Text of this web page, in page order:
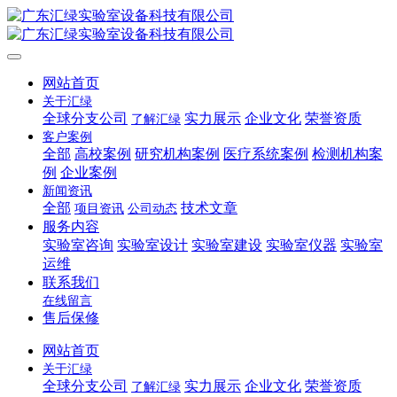
网站首页
关于汇绿
全球分支公司 了解汇绿 实力展示 企业文化 荣誉资质
客户案例
全部 高校案例 研究机构案例 医疗系统案例 检测机构案
例 企业案例
新闻资讯
全部 项目资讯 公司动态 技术文章
服务内容
实验室咨询 实验室设计 实验室建设 实验室仪器 实验室
运维
联系我们
在线留言
售后保修
网站首页
关于汇绿
全球分支公司 了解汇绿 实力展示 企业文化 荣誉资质